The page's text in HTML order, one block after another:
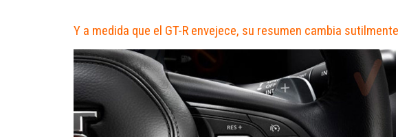
Y a medida que el GT-R envejece, su resumen cambia sutilmente